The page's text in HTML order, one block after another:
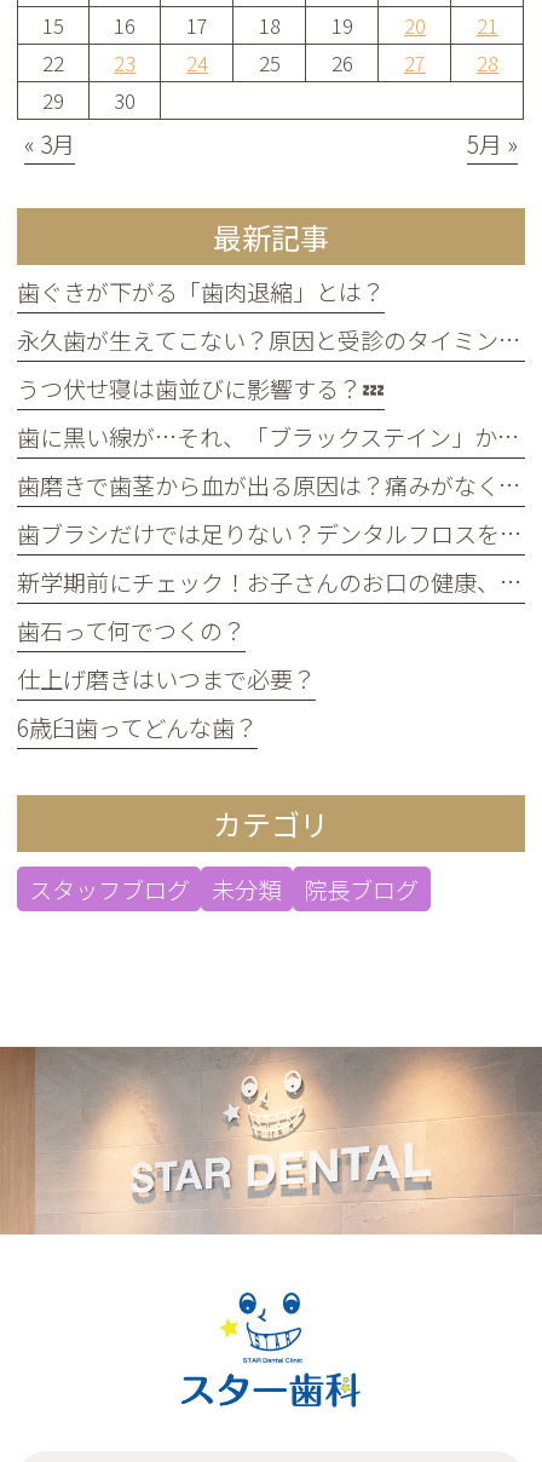
15
16 17 18 19 20
21
22
23 24 25 26 27
28
29
30
« 3月 5月 »
最新記事
歯ぐきが下がる「歯肉退縮」とは？
永久歯が生えてこない？原因と受診のタイミングについて
うつ伏せ寝は歯並びに影響する？💤
歯に黒い線が…それ、「ブラックステイン」かもしれません！
歯磨きで歯茎から血が出る原因は？痛みがなくても受診すべき判断基準
歯ブラシだけでは足りない？デンタルフロスを使うメリット
新学期前にチェック！お子さんのお口の健康、大丈夫？
歯石って何でつくの？
仕上げ磨きはいつまで必要？
6歳臼歯ってどんな歯？
カテゴリ
スタッフブログ 未分類 院長ブログ